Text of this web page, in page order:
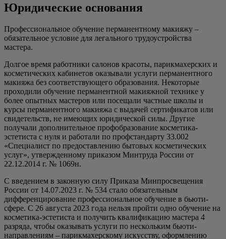
Юридические основания
Профессиональное обучение перманентному макияжу –
обязательное условие для легального трудоустройства
мастера.
Долгое время работники салонов красоты, парикмахерских и
косметических кабинетов оказывали услуги перманентного
макияжа без соответствующего образования. Некоторые
проходили обучение перманентной макияжной технике у
более опытных мастеров или посещали частные школы и
курсы перманентного макияжа с выдачей сертификатов или
свидетельств, не имеющих юридической силы. Другие
получали дополнительное профобразование косметика-
эстетиста с нуля и работали по профстандарту 33.002
«Специалист по предоставлению бытовых косметических
услуг», утвержденному приказом Минтруда России от
22.12.2014 г. № 1069н.
С введением в законную силу Приказа Минпросвещения
России от 14.07.2023 г. № 534 стало обязательным
дифференцирование профессиональное обучение в бьюти-
сфере. С 26 августа 2023 года нельзя пройти одно обучение на
косметика-эстетиста и получить квалификацию мастера 4
разряда, чтобы оказывать услуги по нескольким бьюти-
направлениям – парикмахерскому искусству, оформлению